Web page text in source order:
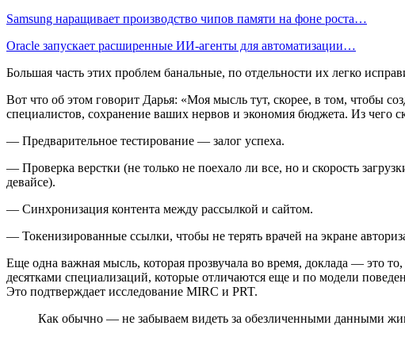
Samsung наращивает производство чипов памяти на фоне роста…
Oracle запускает расширенные ИИ‑агенты для автоматизации…
Большая часть этих проблем банальные, по отдельности их легко
Вот что об этом говорит Дарья: «Моя мысль тут, скорее, в том, чтобы
специалистов, сохранение ваших нервов и экономия бюджета. Из чего
— Предварительное тестирование — залог успеха.
— Проверка верстки (не только не поехало ли все, но и скорость
девайсе).
— Синхронизация контента между рассылкой и сайтом.
— Токенизированные ссылки, чтобы не терять врачей на экране
Еще одна важная мысль, которая прозвучала во время, доклада — это
десятками специализаций, которые отличаются еще и по модели
Это подтверждает исследование MIRC и PRT.
Как обычно — не забываем видеть за обезличенными данными